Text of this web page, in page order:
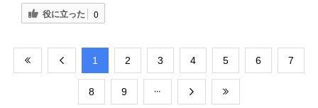
役に立った 0
​1 ​2 ​3 ​4 ​5 ​6 ​7
​8 ​9